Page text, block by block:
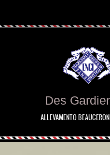
Des
ALLEVAMENTO